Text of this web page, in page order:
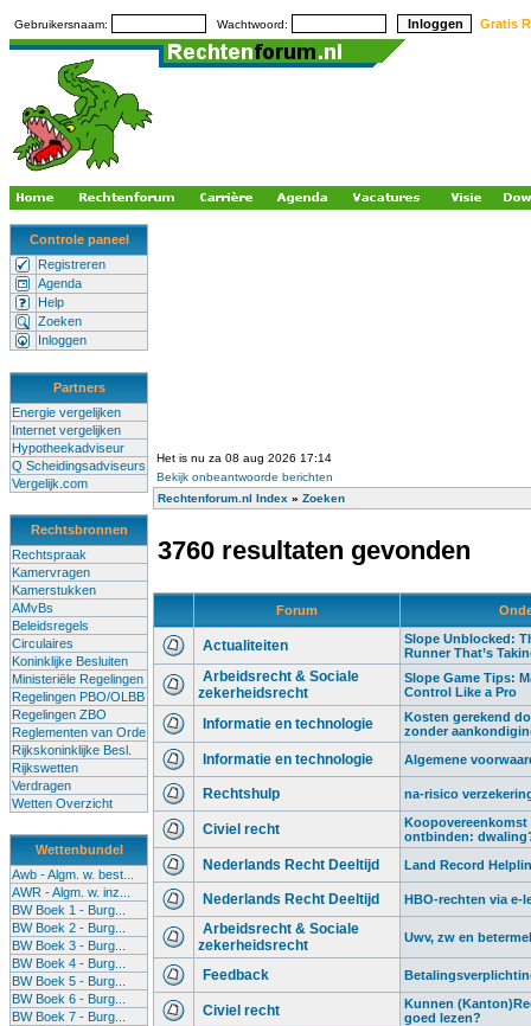
Gebruikersnaam: Wachtwoord: Gratis
Controle paneel
Registreren
Agenda
Help
Zoeken
Inloggen
Partners
Energie vergelijken
Internet vergelijken
Hypotheekadviseur
Q Scheidingsadviseurs
Vergelijk.com
Rechtsbronnen
Rechtspraak
Kamervragen
Kamerstukken
AMvBs
Beleidsregels
Circulaires
Koninklijke Besluiten
Ministeriële Regelingen
Regelingen PBO/OLBB
Regelingen ZBO
Reglementen van Orde
Rijkskoninklijke Besl.
Rijkswetten
Verdragen
Wetten Overzicht
Wettenbundel
Awb - Algm. w. best...
AWR - Algm. w. inz...
BW Boek 1 - Burg...
BW Boek 2 - Burg...
BW Boek 3 - Burg...
BW Boek 4 - Burg...
BW Boek 5 - Burg...
BW Boek 6 - Burg...
BW Boek 7 - Burg...
Het is nu za 08 aug 2026 17:14
Bekijk onbeantwoorde berichten
Rechtenforum.nl Index » Zoeken
3760 resultaten gevonden
Forum
Actualiteiten
Slope Unblocked:
Runner That’s
Arbeidsrecht & Sociale
zekerheidsrecht
Slope Game Tips:
Control Like a Pro
Informatie en technologie
Kosten gerekend
zonder
Informatie en technologie Algemene
Rechtshulp na-risico
Civiel recht
ontbinden:
Nederlands Recht Deeltijd Land Record
Nederlands Recht Deeltijd HBO-rechten via e-
Arbeidsrecht & Sociale
zekerheidsrecht
Uwv, zw en
Feedback
Civiel recht
Kunnen
goed lezen?